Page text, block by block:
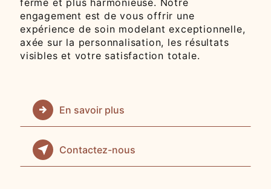
engagement est de vous offrir une
expérience de soin modelant exceptionnelle,
axée sur la personnalisation, les résultats
visibles et votre satisfaction totale.
En savoir plus
Contactez-nous